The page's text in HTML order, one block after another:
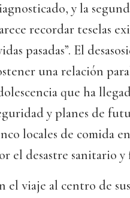
y la
recordar teselas
pasadas”. El
una relación
que ha
y planes de
locales de comida
el desastre sanitario
el viaje al centro de